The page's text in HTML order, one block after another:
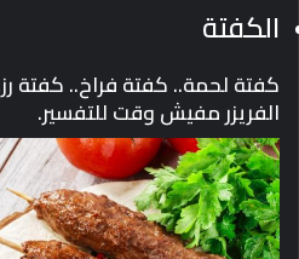
الكفتة
كفتة لحمة.. كفتة فراخ.. كفتة
الفريزر مفيش وقت للتفسير.